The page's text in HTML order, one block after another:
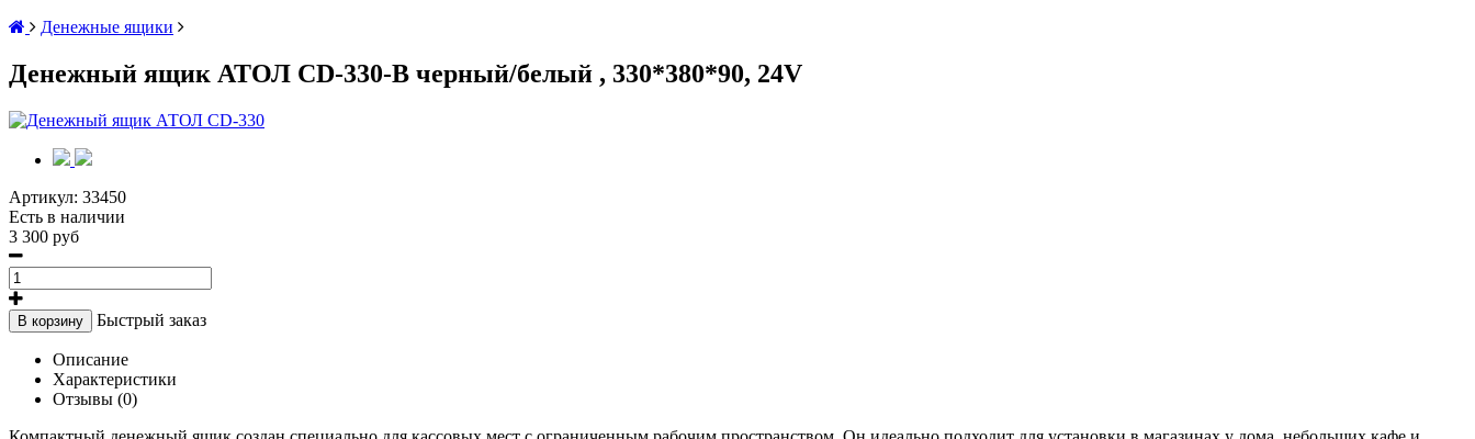
Денежные ящики
Денежный ящик АТОЛ CD-330-B черный/белый , 330*380*90, 24V
Артикул: 33450
Есть в наличии
3 300 руб
В корзину Быстрый заказ
Описание
Характеристики
Отзывы (0)